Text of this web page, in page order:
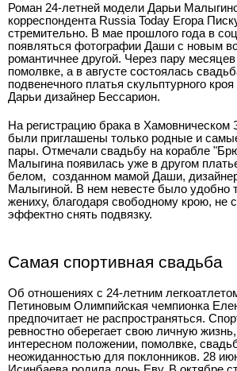
Роман 24-летней модели Дарьи
корреспондента Russia Today Егора
стремительно. В мае прошлого года в
появляться фотографии Даши с новым
романтичнее другой. Через пару
помолвке, а в августе состоялась
подвенечного платья скульптурного
Дарьи дизайнер Бессарион.
На регистрацию брака в
были приглашены только родные и
пары. Отмечали свадьбу на корабле
Малыгина появилась уже в другом
белом, созданном мамой Даши,
Малыгиной. В нем невесте было удобно
жениху, благодаря свободному крою, не
эффектно снять подвязку.
Самая спортивная свадьба
Об отношениях с 24-летним
Петиновым Олимпийская чемпионка
предпочитает не распространяться.
ревностно оберегает свою личную
интересном положении, помолвке,
неожиданностью для поклонников. 28